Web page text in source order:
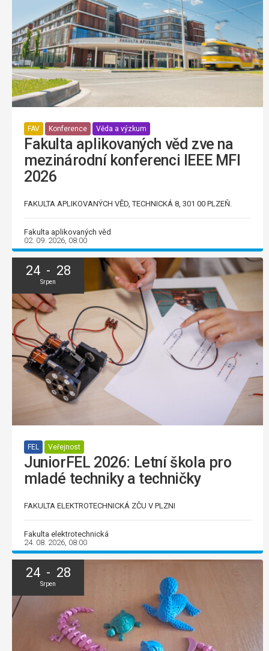
FAV Konference Věda a výzkum
Fakulta aplikovaných věd zve na
mezinárodní konferenci IEEE MFI
2026
FAKULTA APLIKOVANÝCH VĚD, TECHNICKÁ 8, 301 00 PLZEŇ.
Fakulta aplikovaných věd
02. 09. 2026, 08:00
24 - 28
Srpen
FEL Veřejnost
JuniorFEL 2026: Letní škola pro
mladé techniky a techničky
FAKULTA ELEKTROTECHNICKÁ ZČU V PLZNI
Fakulta elektrotechnická
24. 08. 2026, 08:00
24 - 28
Srpen